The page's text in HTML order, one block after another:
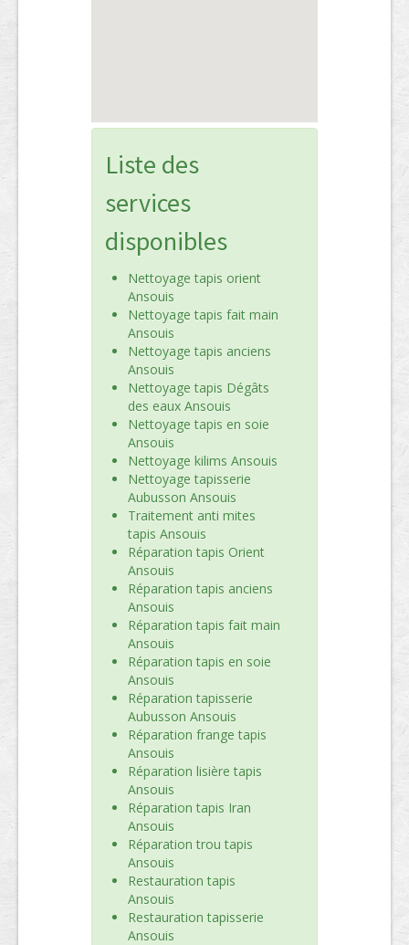
Liste des
services
disponibles
Nettoyage tapis orient
Ansouis
Nettoyage tapis fait main
Ansouis
Nettoyage tapis anciens
Ansouis
Nettoyage tapis Dégâts
des eaux Ansouis
Nettoyage tapis en soie
Ansouis
Nettoyage kilims Ansouis
Nettoyage tapisserie
Aubusson Ansouis
Traitement anti mites
tapis Ansouis
Réparation tapis Orient
Ansouis
Réparation tapis anciens
Ansouis
Réparation tapis fait main
Ansouis
Réparation tapis en soie
Ansouis
Réparation tapisserie
Aubusson Ansouis
Réparation frange tapis
Ansouis
Réparation lisière tapis
Ansouis
Réparation tapis Iran
Ansouis
Réparation trou tapis
Ansouis
Restauration tapis
Ansouis
Restauration tapisserie
Ansouis